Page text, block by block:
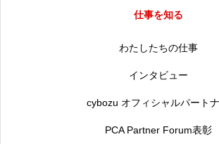
仕事を知る
わたしたちの仕事
インタビュー
cybozu オフィシャルパート
PCA Partner Forum表彰